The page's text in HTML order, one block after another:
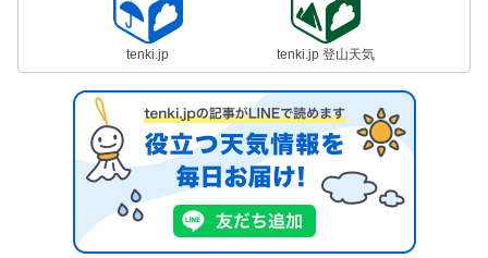
tenki.jp tenki.jp 登山天気